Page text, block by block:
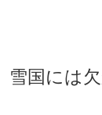
かせな